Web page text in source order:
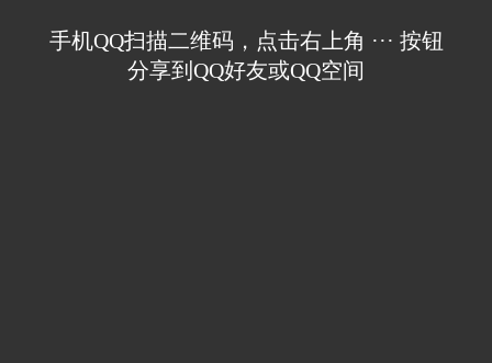
手机QQ扫描二维码，点击右上角 ··· 按钮
分享到QQ好友或QQ空间